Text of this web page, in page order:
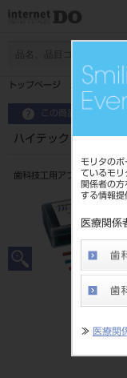
モリタのポ
ているモ
関係者の
する情報提
医療関係
≫ 医療関
トップページ ハイテッ
この商品に関するお
ハイテックフィニッ
歯科技工用アブレシブ研削材